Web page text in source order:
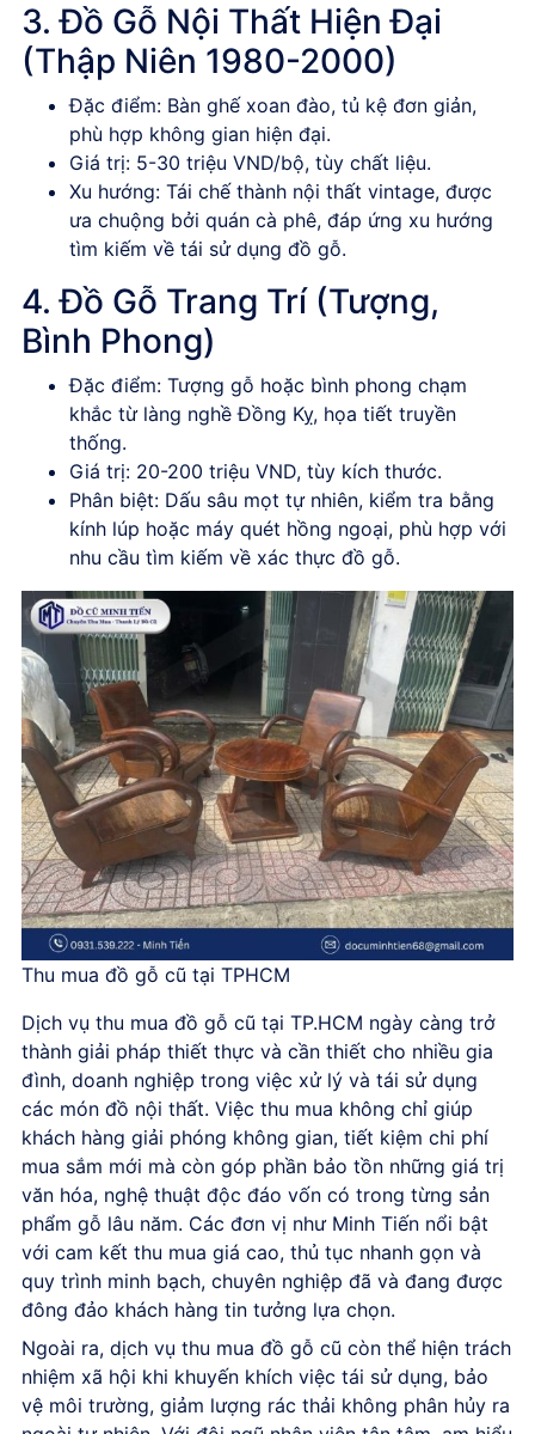
3. Đồ Gỗ Nội Thất Hiện Đại
(Thập Niên 1980-2000)
Đặc điểm: Bàn ghế xoan đào, tủ kệ đơn giản,
phù hợp không gian hiện đại.
Giá trị: 5-30 triệu VND/bộ, tùy chất liệu.
Xu hướng: Tái chế thành nội thất vintage, được
ưa chuộng bởi quán cà phê, đáp ứng xu hướng
tìm kiếm về tái sử dụng đồ gỗ.
4. Đồ Gỗ Trang Trí (Tượng,
Bình Phong)
Đặc điểm: Tượng gỗ hoặc bình phong chạm
khắc từ làng nghề Đồng Kỵ, họa tiết truyền
thống.
Giá trị: 20-200 triệu VND, tùy kích thước.
Phân biệt: Dấu sâu mọt tự nhiên, kiểm tra bằng
kính lúp hoặc máy quét hồng ngoại, phù hợp với
nhu cầu tìm kiếm về xác thực đồ gỗ.
Thu mua đồ gỗ cũ tại TPHCM
Dịch vụ thu mua đồ gỗ cũ tại TP.HCM ngày càng trở
thành giải pháp thiết thực và cần thiết cho nhiều gia
đình, doanh nghiệp trong việc xử lý và tái sử dụng
các món đồ nội thất. Việc thu mua không chỉ giúp
khách hàng giải phóng không gian, tiết kiệm chi phí
mua sắm mới mà còn góp phần bảo tồn những giá trị
văn hóa, nghệ thuật độc đáo vốn có trong từng sản
phẩm gỗ lâu năm. Các đơn vị như Minh Tiến nổi bật
với cam kết thu mua giá cao, thủ tục nhanh gọn và
quy trình minh bạch, chuyên nghiệp đã và đang được
đông đảo khách hàng tin tưởng lựa chọn.
Ngoài ra, dịch vụ thu mua đồ gỗ cũ còn thể hiện trách
nhiệm xã hội khi khuyến khích việc tái sử dụng, bảo
vệ môi trường, giảm lượng rác thải không phân hủy ra